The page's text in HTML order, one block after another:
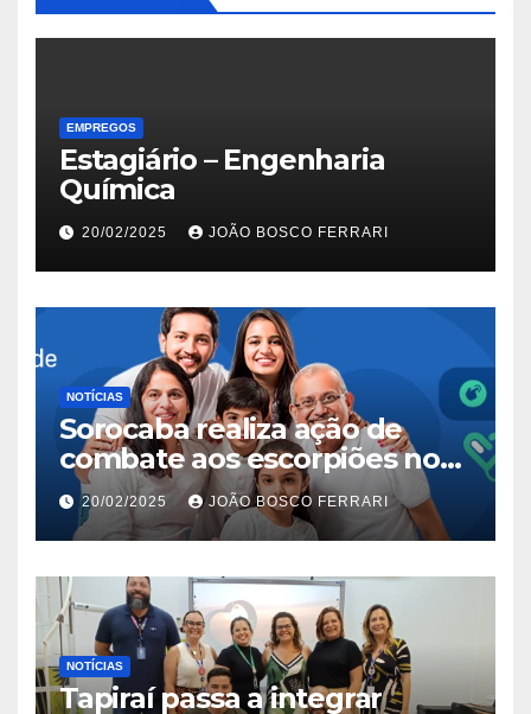
EMPREGOS
Estagiário – Engenharia
Química
20/02/2025 JOÃO BOSCO FERRARI
NOTÍCIAS
Sorocaba realiza ação de
combate aos escorpiões no
Jardim São Carlos
20/02/2025 JOÃO BOSCO FERRARI
NOTÍCIAS
Tapiraí passa a integrar